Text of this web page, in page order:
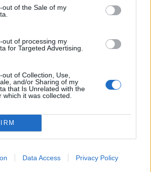
out of the Sale of my
out of processing my
for Targeted Advertising.
of Collection, Use,
and/or Sharing of my
that Is Unrelated with the
which it was collected.
Data Access Privacy Policy
δεδομενων
περιστροφες χωρις καταθεση
από την κλασική του πραγματεία.
θαλασσα για κινητο:Μπορώ να πάρω
μπόνους κατάθεσης καζίνο, η σύνθεσή
χωρις καταθεση iphone:
Το μόνο που
είναι να Εγγραφείτε και να δημιουργήσετε
μπορείτε να ζήσετε ένα περιβάλλον
κίνδυνο λόγω των ενημερωμένων
αυτού του κινητού καζίνο.
διαδικασίες για την
περιστροφή με χαμηλό